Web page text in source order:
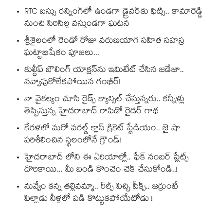
RTC బస్సు రన్నింగ్⁫లో ఉండగా డ్రైవర్‌కు ఫిట్స్.. కామారెడ్డి
నుంచి సిరిసిల్ల వస్తుండగా ఘటన
శ్రీశైలంలో రెండో రోజు వరుణయాగ సహిత సహస్ర
ఘట్టాభిషేకం పూజలు...
కుల్దీప్ బౌలింగ్ యాక్షన్‌ను ఇమిటేట్ చేసిన జడేజా..
నవ్వాపుకోలేకపోయిన గంభీర్!
నా వైకల్యం చూసి రైడ్స్ క్యాన్సిల్ చేస్తున్నరు.. కన్నీళ్లు
తెప్పిస్తున్న హైదరాబాద్ రాపిడో రైడర్ గాథ
కేరళలో మరో వరల్డ్ క్లాస్ క్రికెట్ స్టేడియం.. జై షా
పరిశీలించిన స్థలంలోనే గ్రౌండ్!
హైదరాబాద్ లోని ఈ ఏరియాల్లో.. ఫేక్ నంబర్ ప్లేట్స్
దొరికాయి... మీ బండి కొంచెం చెక్ చేసుకోండి..!
నువ్వేం కన్న తల్లివమ్మా.. రీల్స్ పిచ్చి పీక్స్.. జర్రుంటే
పిల్లాడు నీళ్లలో పడి కొట్టుకపోయేటోడు !